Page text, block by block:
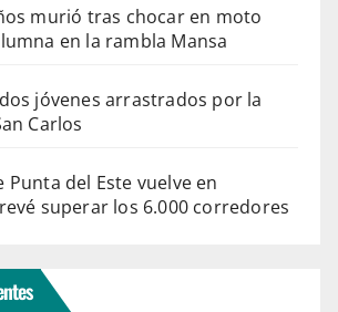
murió tras chocar en moto
en la rambla Mansa
jóvenes arrastrados por la
Carlos
Punta del Este vuelve en
superar los 6.000 corredores